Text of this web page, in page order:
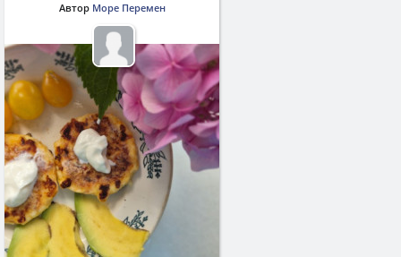
Автор Море Перемен